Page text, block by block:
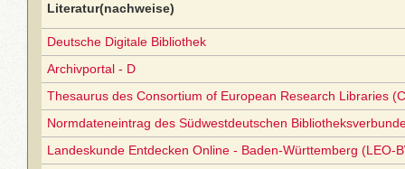
Literatur(nachweise)
Deutsche Digitale Bibliothek
Archivportal - D
Thesaurus des Consortium of European Research Libraries
Normdateneintrag des Südwestdeutschen
Landeskunde Entdecken Online - Baden-Württemberg (LEO-